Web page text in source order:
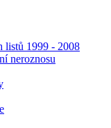
listů 1999 - 2008
neroznosu